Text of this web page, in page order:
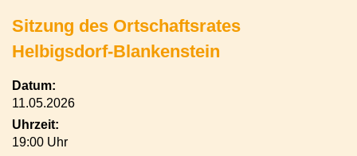
Sitzung des Ortschaftsrates
Helbigsdorf-Blankenstein
Datum:
11.05.2026
Uhrzeit:
19:00 Uhr